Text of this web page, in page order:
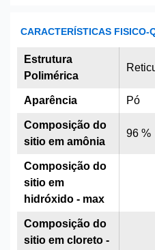
CARACTERÍSTICAS FISICO-
Pó
96 %
Estrutura
Polimérica
Aparência
Composição do
sitio em amônia
Composição do
sitio em
hidróxido - max
Composição do
sitio em cloreto -